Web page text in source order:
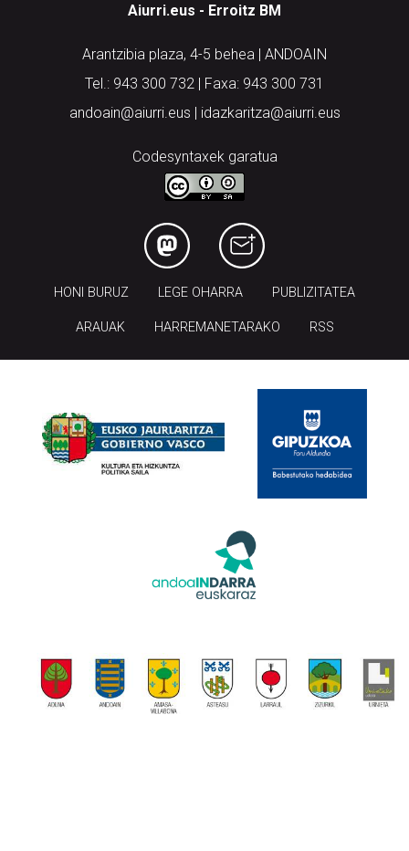
Aiurri.eus - Erroitz BM
Arantzibia plaza, 4-5 behea | ANDOAIN
Tel.: 943 300 732 | Faxa: 943 300 731
andoain@aiurri.eus | idazkaritza@aiurri.eus
Codesyntaxek garatua
HONI BURUZ LEGE OHARRA PUBLIZITATEA
ARAUAK HARREMANETARAKO RSS